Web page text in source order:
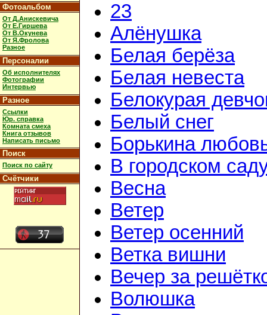
Фотоальбом
От Д.Анискевича
От Е.Гиршева
От В.Окунева
От Я.Фролова
Разное
Персоналии
Об исполнителях
Фотографии
Интервью
Разное
Ссылки
Юр. справка
Комната смеха
Книга отзывов
Написать письмо
Поиск
Поиск по сайту
Счётчики
23
Алёнушка
Белая берёза
Белая невеста
Белокурая
Белый снег
Борькина
В городском
Весна
Ветер
Ветер осенний
Ветка вишни
Вечер за
Волюшка